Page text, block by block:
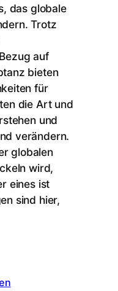
das globale
Trotz
auf
bieten
für
die Art und
und
verändern.
globalen
wird,
eines ist
sind hier,